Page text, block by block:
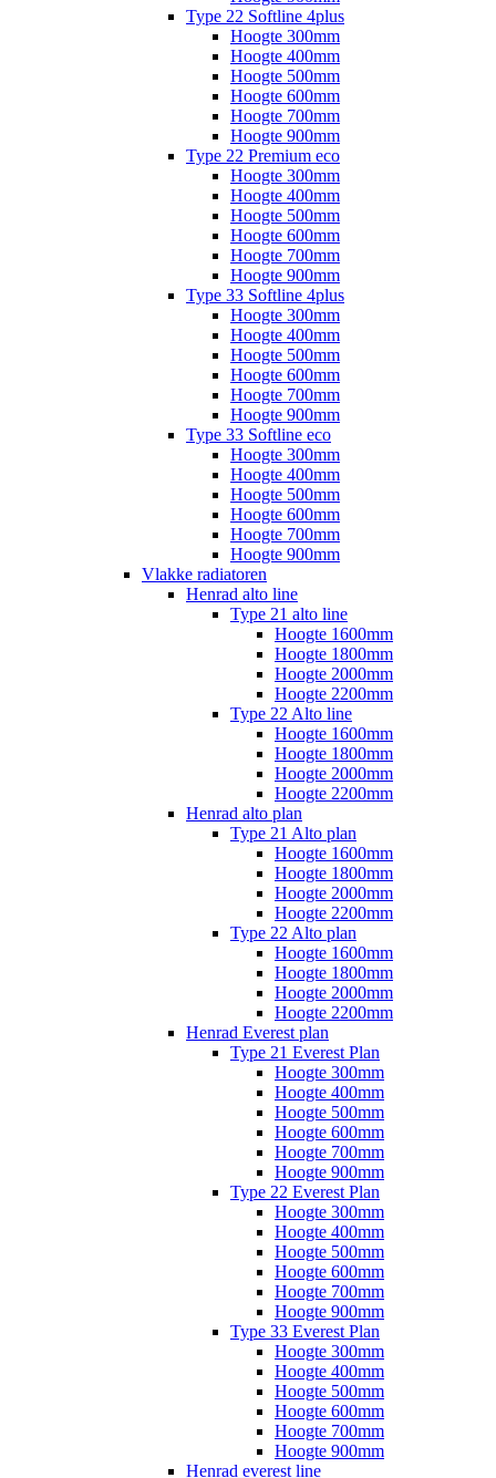
Type 22 Softline 4plus
Hoogte 300mm
Hoogte 400mm
Hoogte 500mm
Hoogte 600mm
Hoogte 700mm
Hoogte 900mm
Type 22 Premium eco
Hoogte 300mm
Hoogte 400mm
Hoogte 500mm
Hoogte 600mm
Hoogte 700mm
Hoogte 900mm
Type 33 Softline 4plus
Hoogte 300mm
Hoogte 400mm
Hoogte 500mm
Hoogte 600mm
Hoogte 700mm
Hoogte 900mm
Type 33 Softline eco
Hoogte 300mm
Hoogte 400mm
Hoogte 500mm
Hoogte 600mm
Hoogte 700mm
Hoogte 900mm
Vlakke radiatoren
Henrad alto line
Type 21 alto line
Hoogte 1600mm
Hoogte 1800mm
Hoogte 2000mm
Hoogte 2200mm
Type 22 Alto line
Hoogte 1600mm
Hoogte 1800mm
Hoogte 2000mm
Hoogte 2200mm
Henrad alto plan
Type 21 Alto plan
Hoogte 1600mm
Hoogte 1800mm
Hoogte 2000mm
Hoogte 2200mm
Type 22 Alto plan
Hoogte 1600mm
Hoogte 1800mm
Hoogte 2000mm
Hoogte 2200mm
Henrad Everest plan
Type 21 Everest Plan
Hoogte 300mm
Hoogte 400mm
Hoogte 500mm
Hoogte 600mm
Hoogte 700mm
Hoogte 900mm
Type 22 Everest Plan
Hoogte 300mm
Hoogte 400mm
Hoogte 500mm
Hoogte 600mm
Hoogte 700mm
Hoogte 900mm
Type 33 Everest Plan
Hoogte 300mm
Hoogte 400mm
Hoogte 500mm
Hoogte 600mm
Hoogte 700mm
Hoogte 900mm
Henrad everest line